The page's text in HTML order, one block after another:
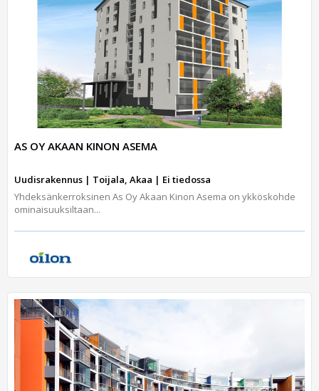
AS OY AKAAN KINON ASEMA
Uudisrakennus | Toijala, Akaa | Ei tiedossa
Yhdeksänkerroksinen As Oy Akaan Kinon Asema on ykköskohde
ominaisuuksiltaan...